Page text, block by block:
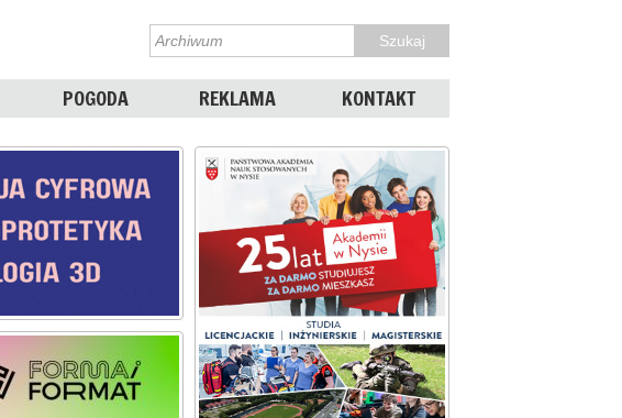
POGODA REKLAMA KONTAKT